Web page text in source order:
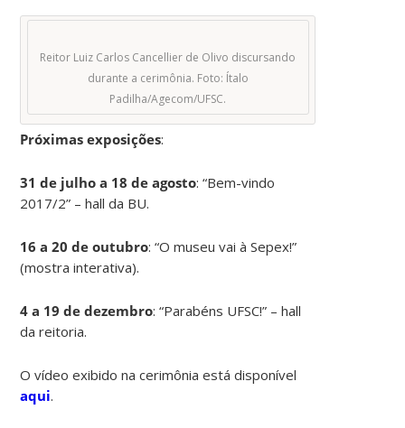
Reitor Luiz Carlos Cancellier de Olivo discursando
durante a cerimônia. Foto: Ítalo
Padilha/Agecom/UFSC.
Próximas exposições:
31 de julho a 18 de agosto: “Bem-vindo
2017/2” – hall da BU.
16 a 20 de outubro: “O museu vai à Sepex!”
(mostra interativa).
4 a 19 de dezembro: “Parabéns UFSC!” – hall
da reitoria.
O vídeo exibido na cerimônia está disponível
aqui.